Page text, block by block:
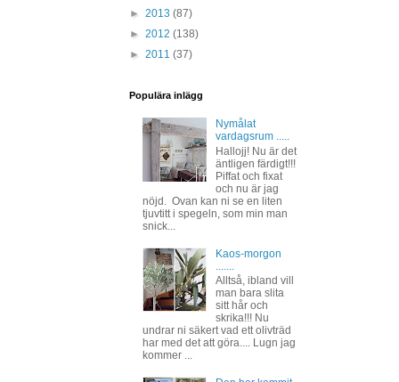
► 2013 (87)
► 2012 (138)
► 2011 (37)
Populära inlägg
Nymålat
vardagsrum .....
Hallojj! Nu är det
äntligen färdigt!!!
Piffat och fixat
och nu är jag
nöjd. Ovan kan ni se en liten
tjuvtitt i spegeln, som min man
snick...
Kaos-morgon
Alltså, ibland vill
man bara slita
sitt hår och
skrika!!! Nu
undrar ni säkert vad ett olivträd
har med det att göra.... Lugn jag
kommer ...